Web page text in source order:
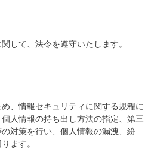
して、法令を遵守いたします。
、情報セキュリティに関する規程に
人情報の持ち出し方法の指定、第三
対策を行い、個人情報の漏洩、紛
ます。